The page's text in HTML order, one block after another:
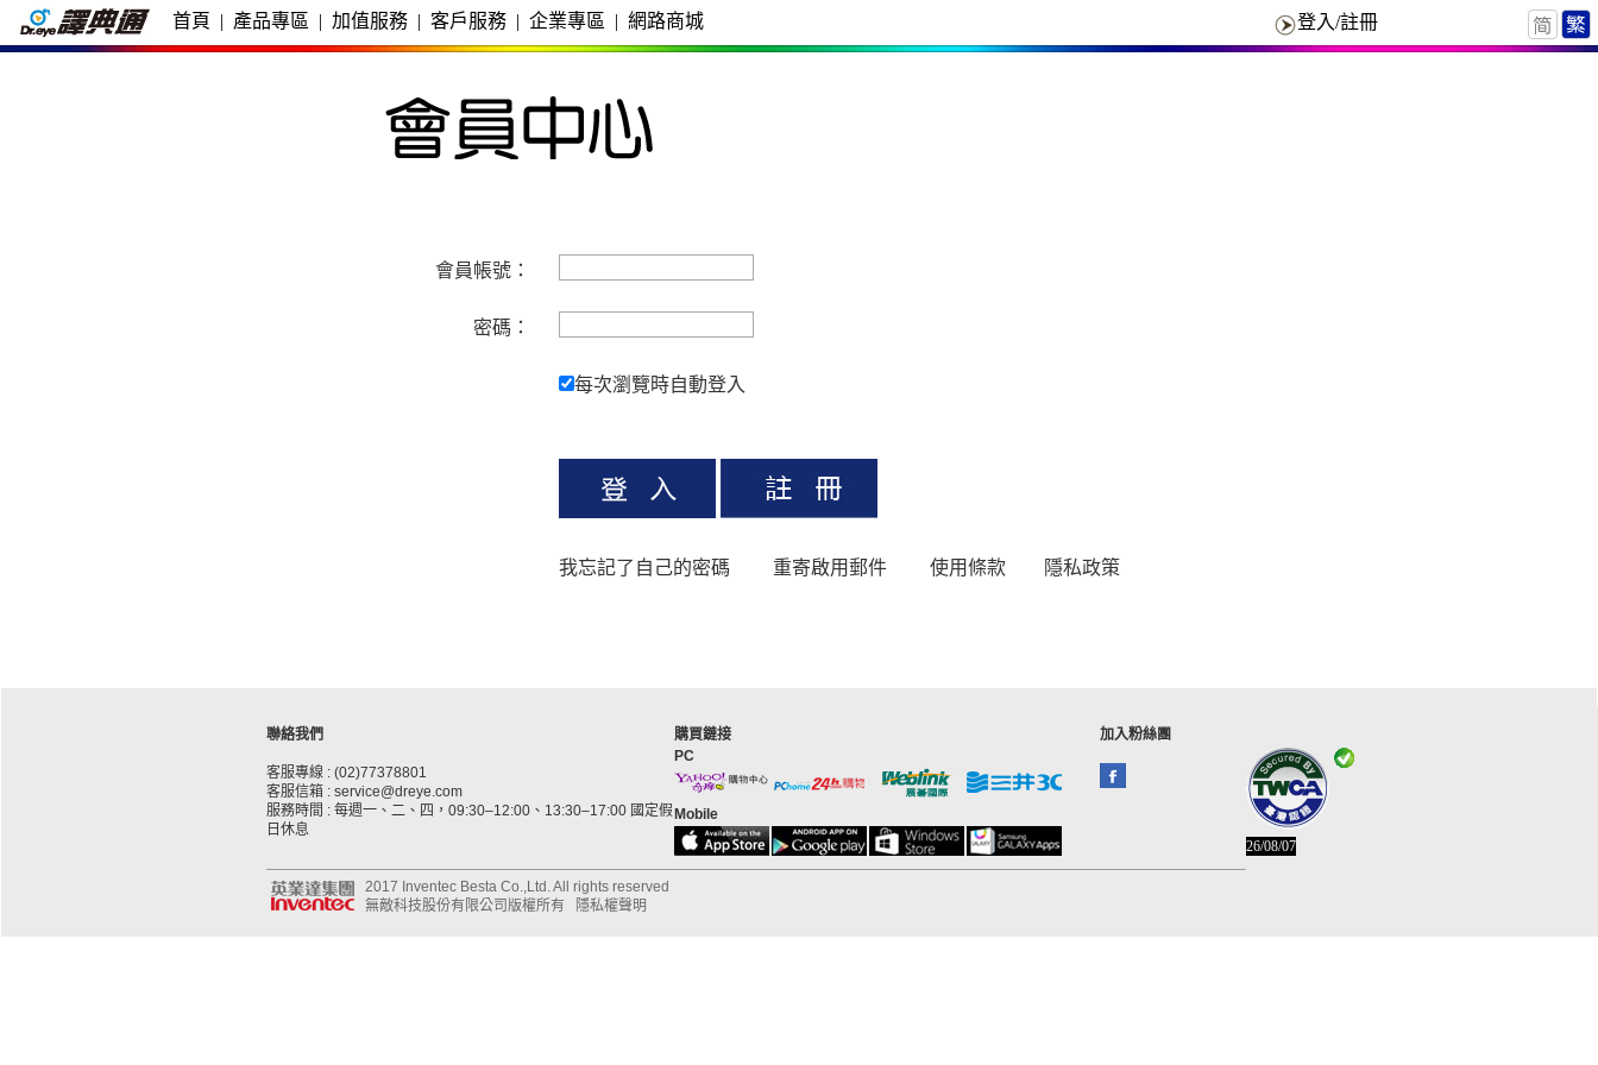
首頁 | 產品專區 | 加值服務 | 客戶服務 | 企業專區 | 網路商城 登入/註冊
會員帳號：
密碼：
每次瀏覽時自動登入
我忘記了自己的密碼 重寄啟用郵件 使用條款 隱私政策
聯絡我們
客服專線 : (02)77378801
客服信箱 : service@dreye.com
服務時間 : 每週一、二、四，09:30–12:00、13:30–17:00 國定假
日休息
購買鏈接
PC
Mobile
加入粉絲團
26/08/07
2017 Inventec Besta Co.,Ltd. All rights reserved
無敵科技股份有限公司版權所有
隱私權聲明